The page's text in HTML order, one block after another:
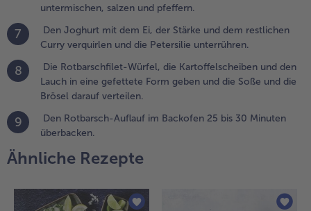
mit
Ei, der
und
die
untermischen, salzen und pfeffern.
7
Den Joghurt mit dem Ei, der Stärke und dem restlichen
Curry verquirlen und die Petersilie unterrühren.
8
Die Rotbarschfilet-Würfel, die Kartoffelscheiben und den
Lauch in eine gefettete Form geben und die Soße und die
Brösel darauf verteilen.
9
Den Rotbarsch-Auflauf im Backofen 25 bis 30 Minuten
überbacken.
Ähnliche Rezepte